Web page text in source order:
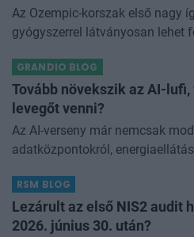
Az Ozempic-korszak első nagy
gyógyszerrel látványosan lehet
Kísérleti géncsendesítő
GRANDIO BLOG
Tovább növekszik az AI-
levegőt venni?
Az AI-verseny már nemcsak
adatközpontokról,
igazolhatja a profit a p
RSM BLOG
Lezárult az első NIS2 audit
2026. június 30. után?